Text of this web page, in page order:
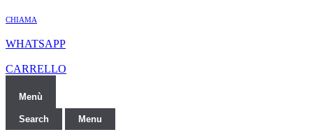
CHIAMA
WHATSAPP
CARRELLO
Menù
Search Menu